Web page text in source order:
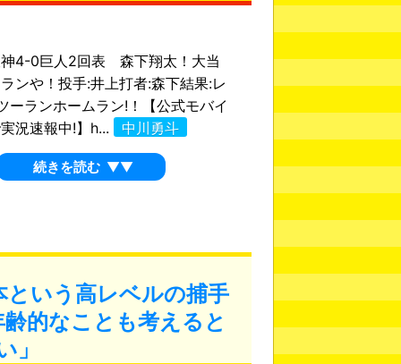
4-0巨人2回表 森下翔太！大当
ンや！投手:井上打者:森下結果:レ
ーランホームラン!！【公式モバイ
況速報中!】h...
中川勇斗
続きを読む ▼▼
という高レベルの捕手
的なことも考えると
」